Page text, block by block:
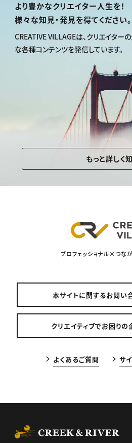
より豊かなクリエイター人生を！
様々な知見・発見を得てください。
CREATIVE VILLAGEは、 クリエイター
な各種コンテンツを発信しています。
もっと詳しく
プロフェッショナル×つな
本サイトに関するお問い
クリエイティブでお困りの
よくあるご質問 サ